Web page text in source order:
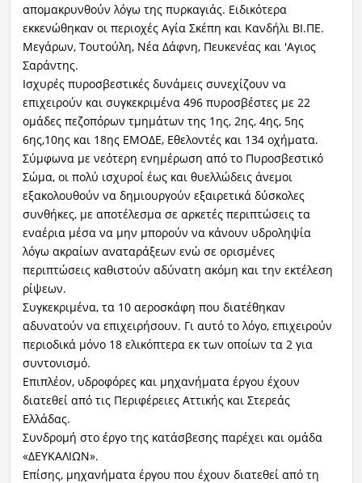
απομακρυνθούν λόγω της πυρκαγιάς. Ειδικότερα
εκκενώθηκαν οι περιοχές Αγία Σκέπη και Κανδήλι ΒΙ.ΠΕ.
Μεγάρων, Τουτούλη, Νέα Δάφνη, Πευκενέας και 'Αγιος
Σαράντης.
Ισχυρές πυροσβεστικές δυνάμεις συνεχίζουν να
επιχειρούν και συγκεκριμένα 496 πυροσβέστες με 22
ομάδες πεζοπόρων τμημάτων της 1ης, 2ης, 4ης, 5ης
6ης,10ης και 18ης ΕΜΟΔΕ, Εθελοντές και 134 οχήματα.
Σύμφωνα με νεότερη ενημέρωση από το Πυροσβεστικό
Σώμα, οι πολύ ισχυροί έως και θυελλώδεις άνεμοι
εξακολουθούν να δημιουργούν εξαιρετικά δύσκολες
συνθήκες, με αποτέλεσμα σε αρκετές περιπτώσεις τα
εναέρια μέσα να μην μπορούν να κάνουν υδροληψία
λόγω ακραίων αναταράξεων ενώ σε ορισμένες
περιπτώσεις καθιστούν αδύνατη ακόμη και την εκτέλεση
ρίψεων.
Συγκεκριμένα, τα 10 αεροσκάφη που διατέθηκαν
αδυνατούν να επιχειρήσουν. Γι αυτό το λόγο, επιχειρούν
περιοδικά μόνο 18 ελικόπτερα εκ των οποίων τα 2 για
συντονισμό.
Επιπλέον, υδροφόρες και μηχανήματα έργου έχουν
διατεθεί από τις Περιφέρειες Αττικής και Στερεάς
Ελλάδας.
Συνδρομή στο έργο της κατάσβεσης παρέχει και ομάδα
«ΔΕΥΚΑΛΙΩΝ».
Επίσης, μηχανήματα έργου που έχουν διατεθεί από τη